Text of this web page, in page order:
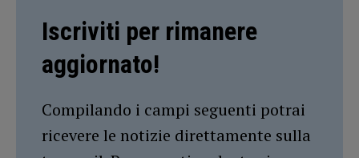
Iscriviti per rimanere
aggiornato!
Compilando i campi seguenti potrai
ricevere le notizie direttamente sulla